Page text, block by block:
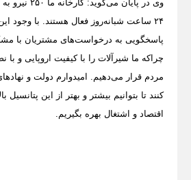
وی در پایان
۲۴ ساعت شبانه‌روز فعال هستند. با وجود
پاسخگویی به درخواست‌های مشتریان با
چراکه ما شیرآلات را با کیفیت اروپایی و با
مردم قرار می‌دهیم. امیدوارم دولت و
کنند تا بتوانیم بیشتر و بهتر از این پتانسیل
اقتصاد و اشتغال بهره بگیریم.